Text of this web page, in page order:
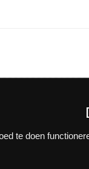
nieuws en
te doen